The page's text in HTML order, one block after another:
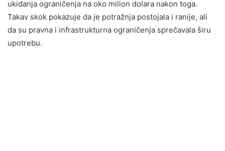
ukidanja ograničenja na oko milion dolara nakon toga.
Takav skok pokazuje da je potražnja postojala i ranije, ali
da su pravna i infrastrukturna ograničenja sprečavala širu
upotrebu.